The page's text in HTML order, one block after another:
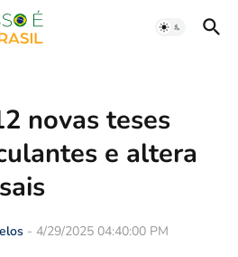
novas teses
e altera
- 4/29/2025 04:40:00 PM